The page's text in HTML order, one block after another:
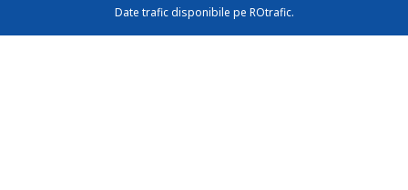
Date trafic disponibile pe ROtrafic.